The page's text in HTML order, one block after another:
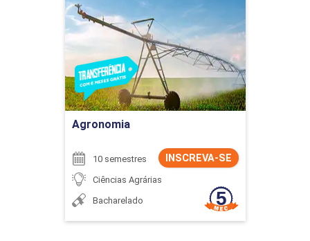
Agronomia
INSCREVA-SE
10 semestres
Ciências Agrárias
Bacharelado
Agronomia
Detalhes do curso
Ir para Inscrição